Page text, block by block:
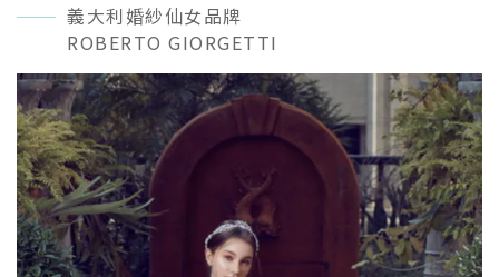
READ MORE＋
義大利婚紗仙女品牌
ROBERTO GIORGETTI